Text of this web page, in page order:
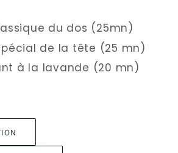
du dos (25mn)
de la tête (25 mn)
à la lavande (20 mn)